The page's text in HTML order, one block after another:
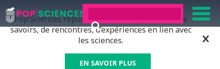
Pop’Sciences répond à tous ceux qui ont soif de
savoirs, de rencontres, d’expériences en lien avec
les sciences.
EN SAVOIR PLUS